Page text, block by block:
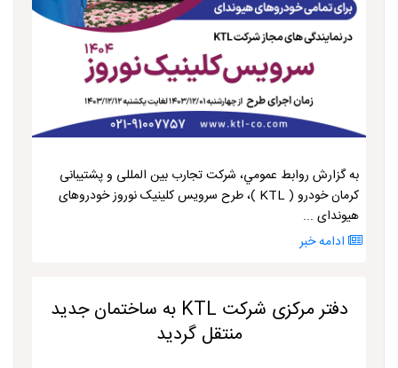
به گزارش روابط عمومي، شرکت تجارب بین المللی و پشتیبانی
کرمان خودرو ( KTL )، طرح سرویس کلینیک نوروز خودروهای
هیوندای ...
ادامه خبر
دفتر مرکزی شرکت KTL به ساختمان جدید
منتقل گردید